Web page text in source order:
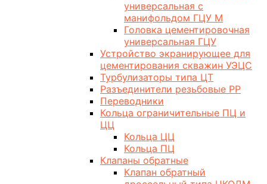
универсальная с
манифольдом ГЦУ М
Головка цементировочная
универсальная ГЦУ
Устройство экранирующее для
цементирования скважин УЭЦС
Турбулизаторы типа ЦТ
Разъединители резьбовые РР
Переводники
Кольца ограничительные ПЦ и
ЦЦ
Кольца ЦЦ
Кольца ПЦ
Клапаны обратные
Клапан обратный